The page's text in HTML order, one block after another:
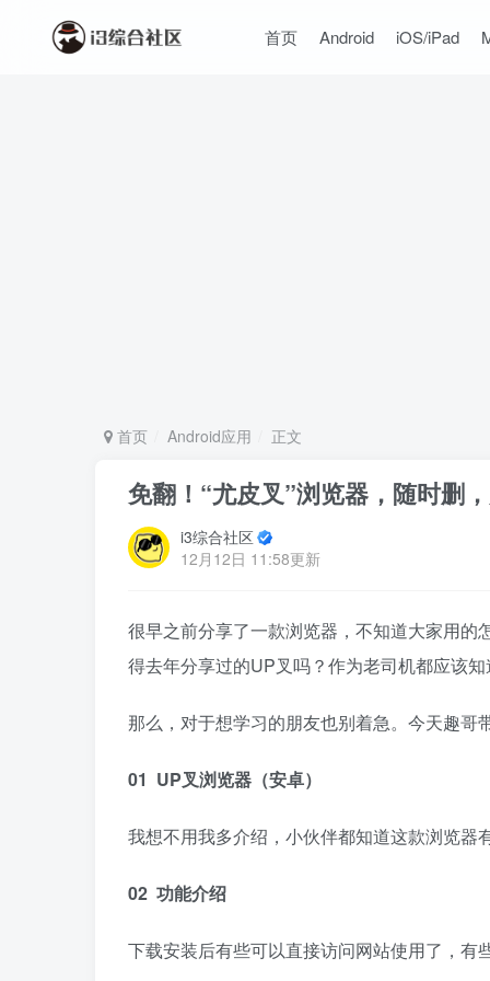
首页 Android iOS/iPad
首页 Android应用 正文
免翻！“尤皮叉”浏览器，随时删
i3综合社区
12月12日 11:58更新
很早之前分享了一款浏览器，不知道大家用
得去年分享过的UP叉吗？作为老司机都应该
那么，对于想学习的朋友也别着急。今天趣
01 UP叉浏览器（安卓）
我想不用我多介绍，小伙伴都知道这款浏览器
02 功能介绍
下载安装后有些可以直接访问网站使用了，